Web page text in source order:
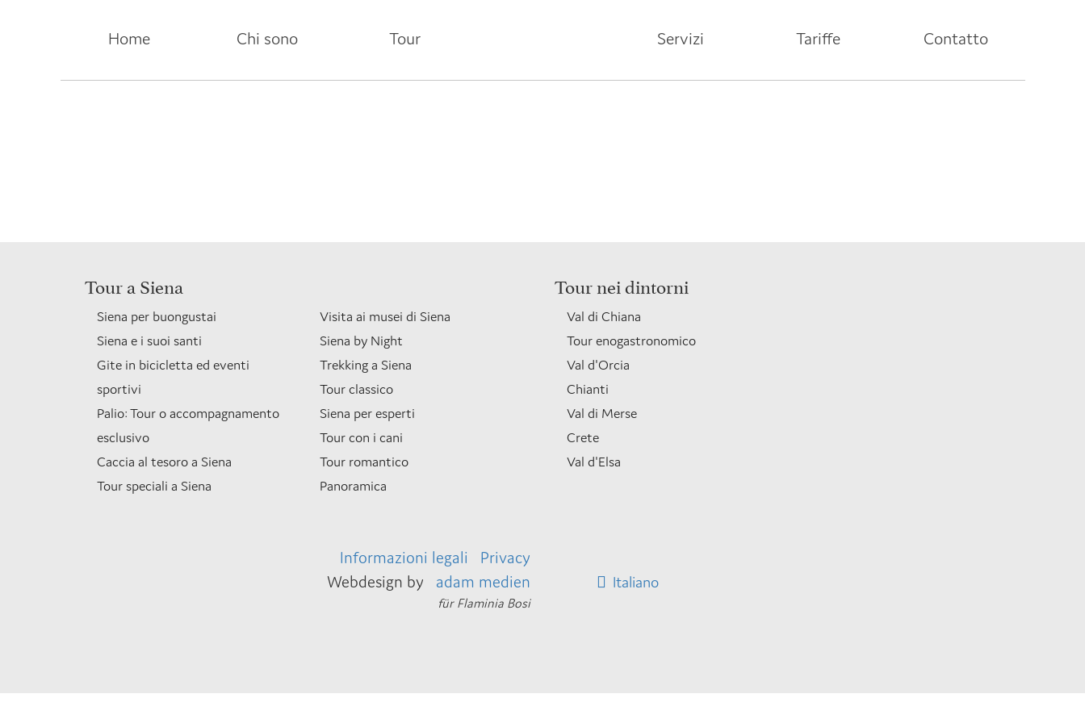
Home Chi sono Tour Servizi Tariffe Contatto
Tour a Siena
Siena per buongustai
Visita ai musei di Siena
Siena e i suoi santi
Siena by Night
Gite in bicicletta ed eventi
sportivi
Trekking a Siena
Tour classico
Palio: Tour o accompagnamento
esclusivo
Siena per esperti
Tour con i cani
Caccia al tesoro a Siena
Tour romantico
Tour speciali a Siena
Panoramica
Tour nei dintorni
Val di Chiana
Tour enogastronomico
Val d'Orcia
Chianti
Val di Merse
Crete
Val d'Elsa
Informazioni legali
Privacy
Webdesign by
adam medien
für Flaminia Bosi
Italiano